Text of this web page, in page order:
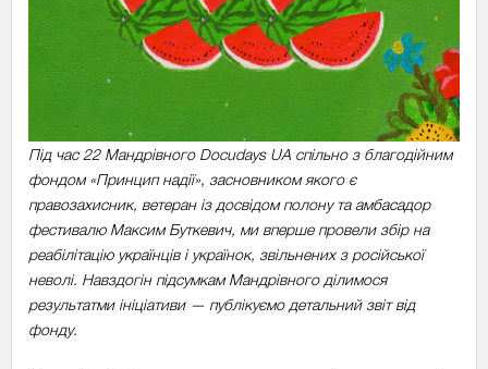
Під час 22 Мандрівного Docudays UA спільно з благодійним
фондом «Принцип надії», засновником якого є
правозахисник, ветеран із досвідом полону та амбасадор
фестивалю Максим Буткевич, ми вперше провели збір на
реабілітацію українців і українок, звільнених з російської
неволі. Навздогін підсумкам Мандрівного ділимося
результатми ініціативи — публікуємо детальний звіт від
фонду.